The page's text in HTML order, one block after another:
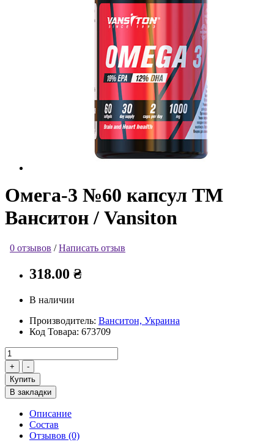
Омега-3 №60 капсул ТМ
Ванситон / Vansiton
0 отзывов /Написать отзыв
318.00 ₴
В наличии
Производитель: Ванситон, Украина
Код Товара: 673709
Купить
В закладки
Описание
Состав
Отзывов (0)